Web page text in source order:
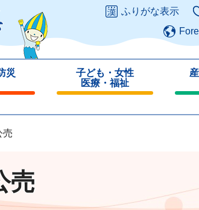
ふりがな表示
災
子ども・女性
医療・福祉
じ
じ
売
売